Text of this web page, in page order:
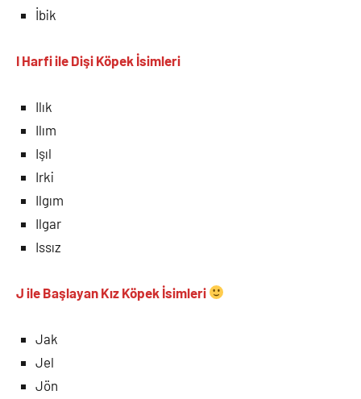
İbik
I Harfi ile Dişi Köpek İsimleri
Ilık
Ilım
Işıl
Irki
Ilgım
Ilgar
Issız
J ile Başlayan Kız Köpek İsimleri
Jak
Jel
Jön